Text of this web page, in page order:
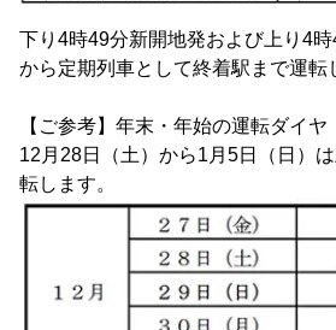
下り4時49分新開地発および上り4
から定期列車として終着駅まで運転
【ご参考】年末・年始の運転ダイヤ
12月28日（土）から1月5日（日）
転します。